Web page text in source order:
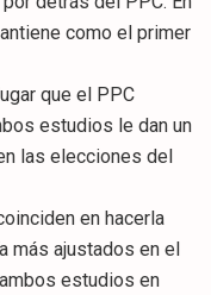
como el primer
que el PPC
estudios le dan un
las elecciones del
en hacerla
más ajustados en el
estudios en